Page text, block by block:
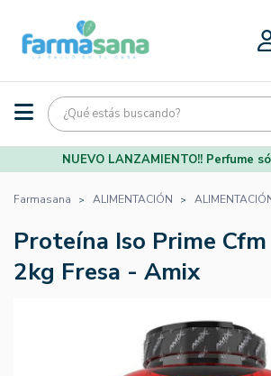
NUEVO LANZAMIENTO!! Perfume
Farmasana ALIMENTACIÓN
Proteína Iso Prime
2kg Fresa - Amix